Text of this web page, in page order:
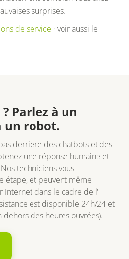
surprises.
de service · voir aussi le
Parlez à un
un robot.
derrière des chatbots et des
une réponse humaine et
techniciens vous
étape, et peuvent même
Internet dans le cadre de l'
est disponible 24h/24 et
dehors des heures ouvrées).